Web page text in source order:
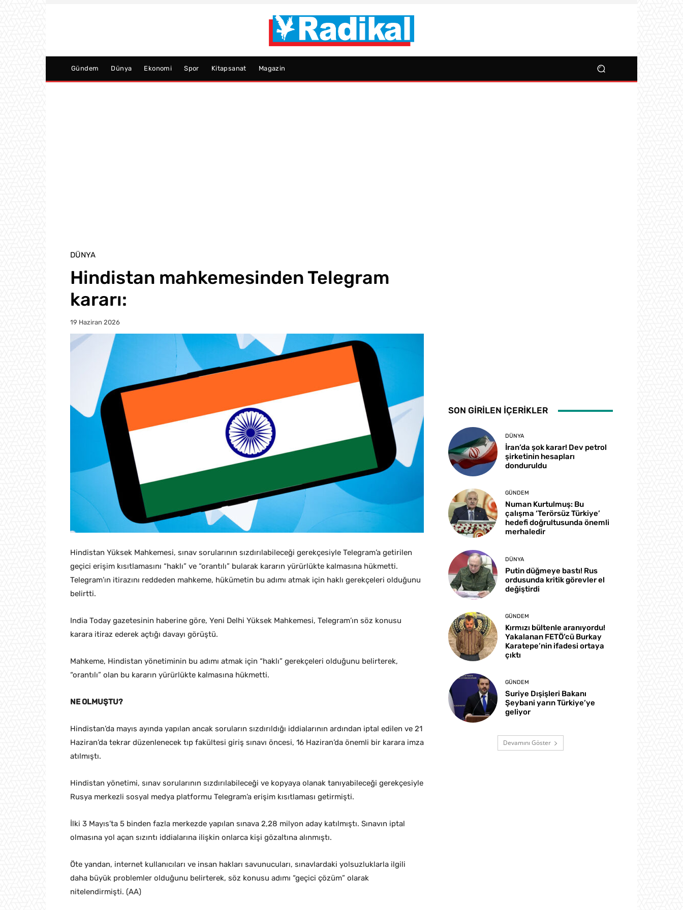
Gündem Dünya Ekonomi Spor Kitapsanat Magazin
DÜNYA
Hindistan mahkemesinden Telegram
kararı:
19 Haziran 2026
Hindistan Yüksek Mahkemesi, sınav sorularının sızdırılabileceği gerekçesiyle Telegram’a getirilen
geçici erişim kısıtlamasını “haklı” ve “orantılı” bularak kararın yürürlükte kalmasına hükmetti.
Telegram’ın itirazını reddeden mahkeme, hükümetin bu adımı atmak için haklı gerekçeleri olduğunu
belirtti.
India Today gazetesinin haberine göre, Yeni Delhi Yüksek Mahkemesi, Telegram’ın söz konusu
karara itiraz ederek açtığı davayı görüştü.
Mahkeme, Hindistan yönetiminin bu adımı atmak için “haklı” gerekçeleri olduğunu belirterek,
“orantılı” olan bu kararın yürürlükte kalmasına hükmetti.
NE OLMUŞTU?
Hindistan’da mayıs ayında yapılan ancak soruların sızdırıldığı iddialarının ardından iptal edilen ve 21
Haziran’da tekrar düzenlenecek tıp fakültesi giriş sınavı öncesi, 16 Haziran’da önemli bir karara imza
atılmıştı.
Hindistan yönetimi, sınav sorularının sızdırılabileceği ve kopyaya olanak tanıyabileceği gerekçesiyle
Rusya merkezli sosyal medya platformu Telegram’a erişim kısıtlaması getirmişti.
İlki 3 Mayıs’ta 5 binden fazla merkezde yapılan sınava 2,28 milyon aday katılmıştı. Sınavın iptal
olmasına yol açan sızıntı iddialarına ilişkin onlarca kişi gözaltına alınmıştı.
Öte yandan, internet kullanıcıları ve insan hakları savunucuları, sınavlardaki yolsuzluklarla ilgili
daha büyük problemler olduğunu belirterek, söz konusu adımı “geçici çözüm” olarak
nitelendirmişti. (AA)
SON GİRİLEN İÇERİKLER
DÜNYA
İran’da şok karar! Dev petrol
şirketinin hesapları
donduruldu
GÜNDEM
Numan Kurtulmuş: Bu
çalışma ‘Terörsüz Türkiye’
hedefi doğrultusunda önemli
merhaledir
DÜNYA
Putin düğmeye bastı! Rus
ordusunda kritik görevler el
değiştirdi
GÜNDEM
Kırmızı bültenle aranıyordu!
Yakalanan FETÖ’cü Burkay
Karatepe’nin ifadesi ortaya
çıktı
GÜNDEM
Suriye Dışişleri Bakanı
Şeybani yarın Türkiye’ye
geliyor
Devamını Göster